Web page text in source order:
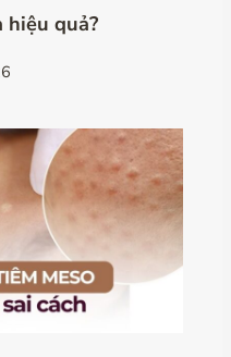
hiệu quả?